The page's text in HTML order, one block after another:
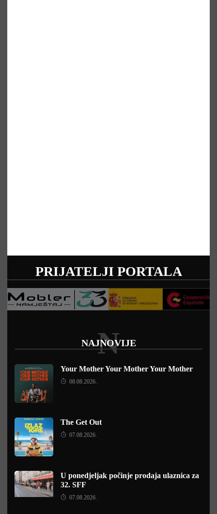
PRIJATELJI PORTALA
NAJNOVIJE
N
Your Mother Your Mother Your Mother
08.08.2026.
The Get Out
07.08.2026.
U ponedjeljak počinje prodaja ulaznica za
32. SFF
07.08.2026.